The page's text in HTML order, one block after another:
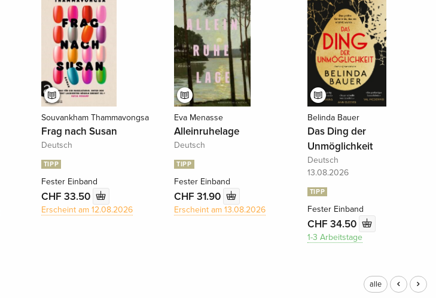
Souvankham Thammavongsa
Frag nach Susan
Deutsch
TIPP
Fester Einband
CHF 33.50
Erscheint am 12.08.2026
Eva Menasse
Alleinruhelage
Deutsch
TIPP
Fester Einband
CHF 31.90
Erscheint am 13.08.2026
Belinda Bauer
Das Ding der
Unmöglichkeit
Deutsch
13.08.2026
TIPP
Fester Einband
CHF 34.50
1-3 Arbeitstage
alle